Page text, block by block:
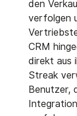
den
verfolgen
CRM
direkt aus
Streak
Benutzer,